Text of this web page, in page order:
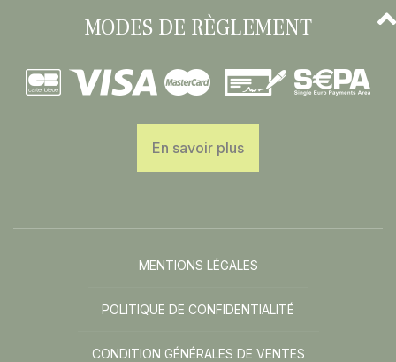
MODES DE RÈGLEMENT
En savoir plus
MENTIONS LÉGALES
POLITIQUE DE CONFIDENTIALITÉ
CONDITION GÉNÉRALES DE VENTES